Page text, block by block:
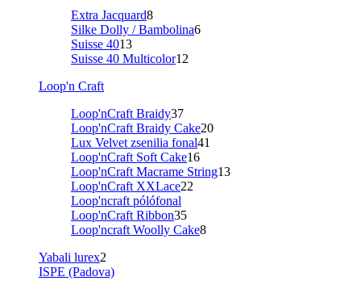
Extra Jacquard8
Silke Dolly / Bambolina6
Suisse 4013
Suisse 40 Multicolor12
Loop'n Craft
Loop'nCraft Braidy37
Loop'nCraft Braidy Cake20
Lux Velvet zsenilia fonal41
Loop'nCraft Soft Cake16
Loop'nCraft Macrame String13
Loop'nCraft XXLace22
Loop'ncraft pólófonal
Loop'nCraft Ribbon35
Loop'ncraft Woolly Cake8
Yabali lurex2
ISPE (Padova)